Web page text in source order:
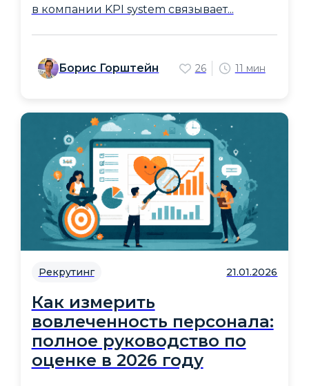
в компании KPI system связывает...
Борис Горштейн 26 11 мин
Рекрутинг 21.01.2026
Как измерить
вовлеченность персонала:
полное руководство по
оценке в 2026 году